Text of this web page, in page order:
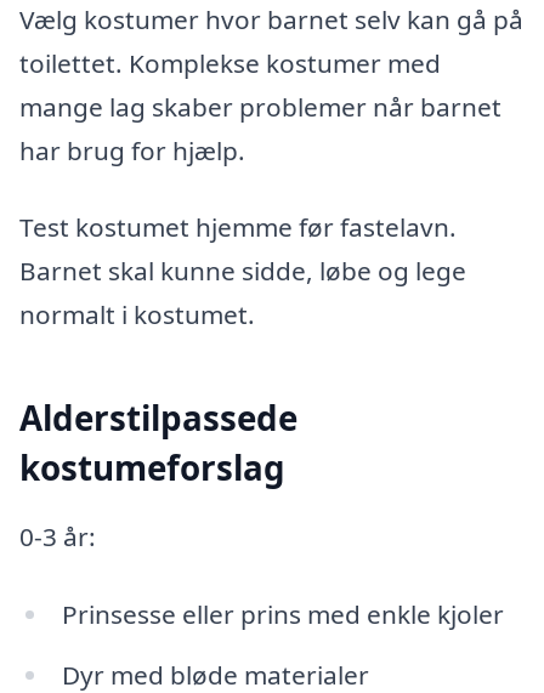
Vælg kostumer hvor barnet selv kan gå på
toilettet. Komplekse kostumer med
mange lag skaber problemer når barnet
har brug for hjælp.
Test kostumet hjemme før fastelavn.
Barnet skal kunne sidde, løbe og lege
normalt i kostumet.
Alderstilpassede
kostumeforslag
0-3 år:
Prinsesse eller prins med enkle kjoler
Dyr med bløde materialer